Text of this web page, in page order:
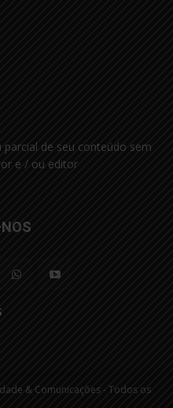
de seu conteúdo sem
e / ou editor
& Comunicações - Todos os